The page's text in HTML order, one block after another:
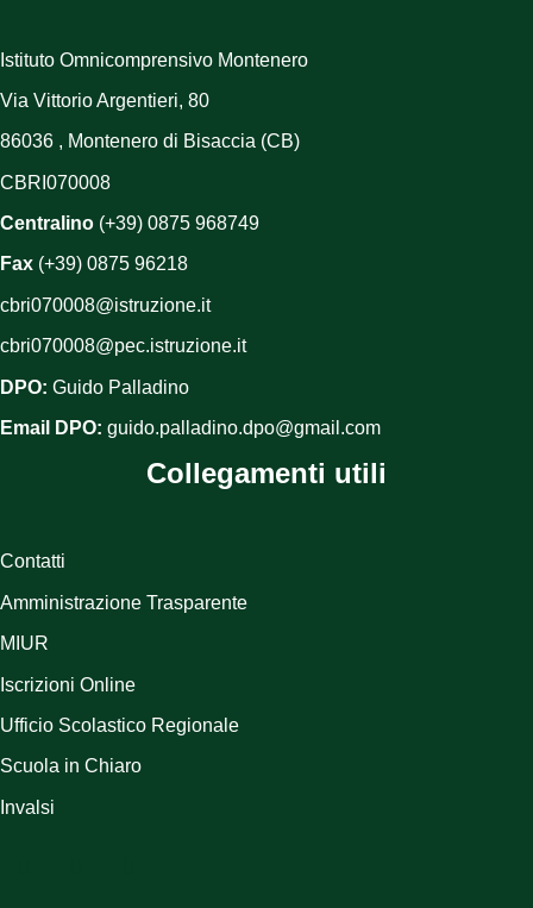
Istituto Omnicomprensivo Montenero
Via Vittorio Argentieri, 80
86036 , Montenero di Bisaccia (CB)
CBRI070008
Centralino (+39) 0875 968749
Fax (+39) 0875 96218
cbri070008@istruzione.it
cbri070008@pec.istruzione.it
DPO: Guido Palladino
Email DPO: guido.palladino.dpo@gmail.com
Collegamenti utili
Contatti
Amministrazione Trasparente
MIUR
Iscrizioni Online
Ufficio Scolastico Regionale
Scuola in Chiaro
Invalsi